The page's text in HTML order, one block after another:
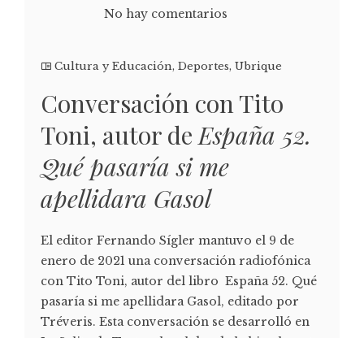
No hay comentarios
Cultura y Educación, Deportes, Ubrique
Conversación con Tito
Toni, autor de España 52.
Qué pasaría si me
apellidara Gasol
El editor Fernando Sígler mantuvo el 9 de
enero de 2021 una conversación radiofónica
con Tito Toni, autor del libro España 52. Qué
pasaría si me apellidara Gasol, editado por
Tréveris. Esta conversación se desarrolló en